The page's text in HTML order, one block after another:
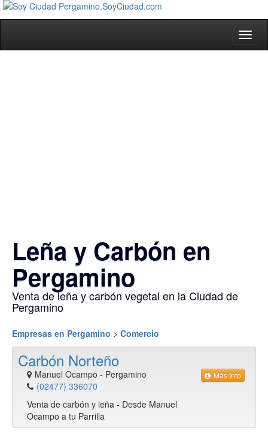
Leña y Carbón en
Pergamino
Venta de leña y carbón vegetal en la Ciudad de
Pergamino
Empresas en Pergamino > Comercio
Carbón Norteño
Manuel Ocampo - Pergamino
(02477) 336070
Venta de carbón y leña - Desde Manuel
Ocampo a tu Parrilla
Más Info